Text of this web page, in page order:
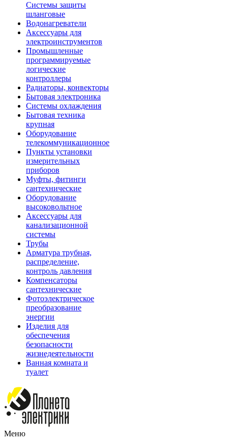
Системы защиты
шланговые
Водонагреватели
Аксессуары для
электроинструментов
Промышленные
программируемые
логические
контроллеры
Радиаторы, конвекторы
Бытовая электроника
Системы охлаждения
Бытовая техника
крупная
Оборудование
телекоммуникационное
Пункты установки
измерительных
приборов
Муфты, фитинги
сантехнические
Оборудование
высоковольтное
Аксессуары для
канализационной
системы
Трубы
Арматура трубная,
распределение,
контроль давления
Компенсаторы
сантехнические
Фотоэлектрическое
преобразование
энергии
Изделия для
обеспечения
безопасности
жизнедеятельности
Ванная комната и
туалет
Меню